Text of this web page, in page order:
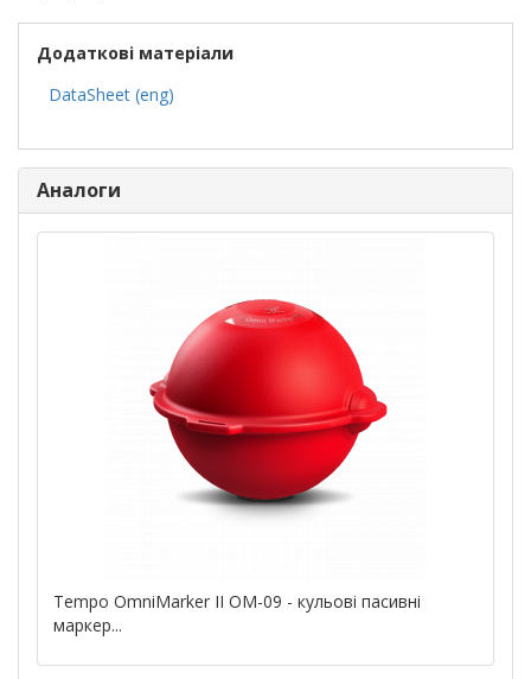
Додаткові матеріали
DataSheet (eng)
Аналоги
Tempo OmniMarker II OM-09 - кульові пасивні
маркер...